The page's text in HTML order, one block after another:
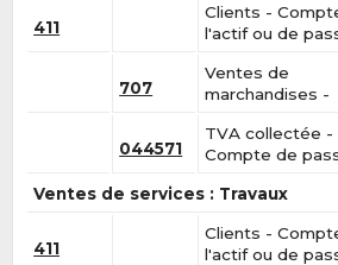
411
Clients -
l'actif ou de
707
Ventes de
marchandises -
044571
TVA collectée -
Compte de
Ventes de services : Travaux
411
Clients -
l'actif ou de